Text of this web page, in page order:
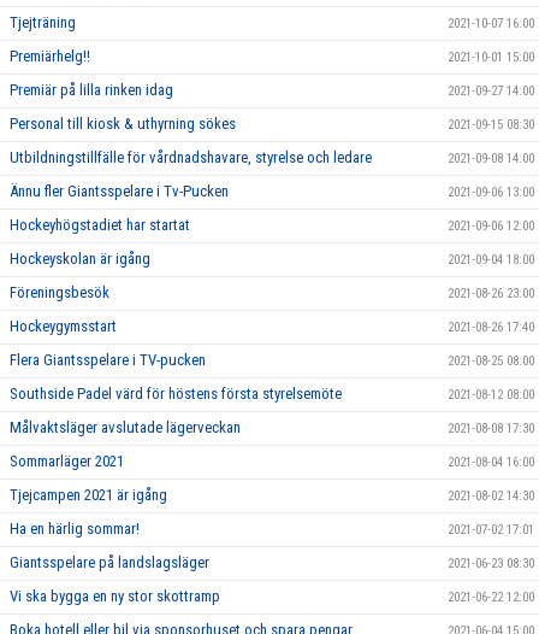
Tjejträning 2021-10-07 16:00
Premiärhelg!! 2021-10-01 15:00
Premiär på lilla rinken idag 2021-09-27 14:00
Personal till kiosk & uthyrning sökes 2021-09-15 08:30
Utbildningstillfälle för vårdnadshavare, styrelse och ledare 2021-09-08 14:00
Ännu fler Giantsspelare i Tv-Pucken 2021-09-06 13:00
Hockeyhögstadiet har startat 2021-09-06 12:00
Hockeyskolan är igång 2021-09-04 18:00
Föreningsbesök 2021-08-26 23:00
Hockeygymsstart 2021-08-26 17:40
Flera Giantsspelare i TV-pucken 2021-08-25 08:00
Southside Padel värd för höstens första styrelsemöte 2021-08-12 08:00
Målvaktsläger avslutade lägerveckan 2021-08-08 17:30
Sommarläger 2021 2021-08-04 16:00
Tjejcampen 2021 är igång 2021-08-02 14:30
Ha en härlig sommar! 2021-07-02 17:01
Giantsspelare på landslagsläger 2021-06-23 08:30
Vi ska bygga en ny stor skottramp 2021-06-22 12:00
Boka hotell eller bil via sponsorhuset och spara pengar